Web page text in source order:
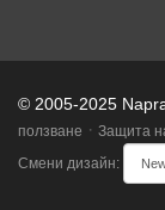
© 2005-2025
ползване · Защита
Смени дизайн: